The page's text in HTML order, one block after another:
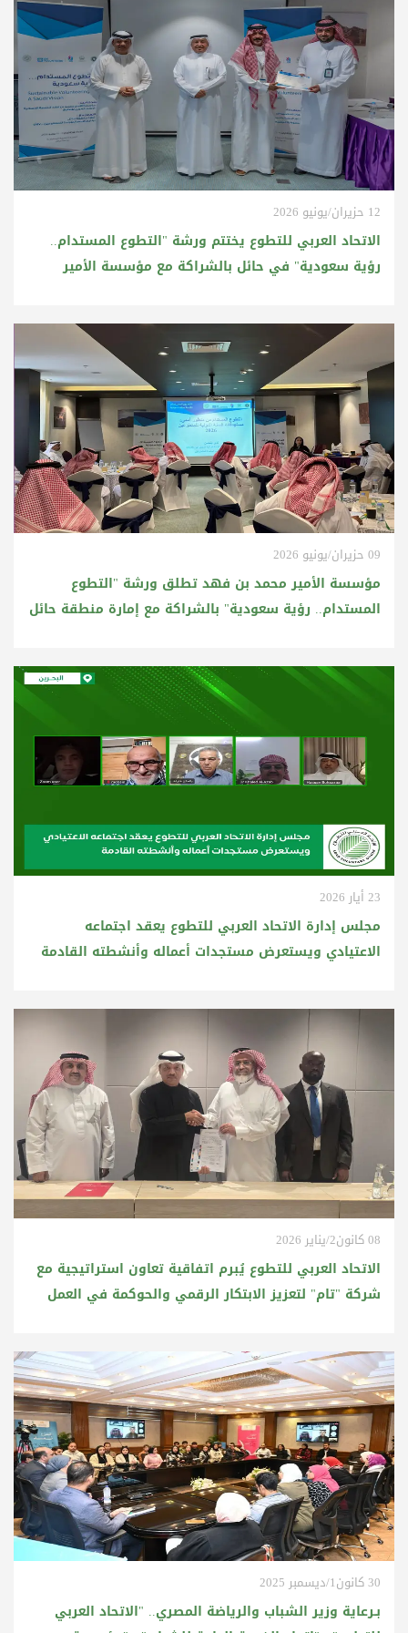
الاتحاد العربي للتطوع يختتم ورشة "التطوع المستدام..
رؤية سعودية" في حائل بالشراكة مع مؤسسة الأمير
12 حزيران/يونيو 2026
مؤسسة الأمير محمد بن فهد تطلق ورشة "التطوع
المستدام.. رؤية سعودية" بالشراكة مع إمارة منطقة حائل
للمتطوعين
09 حزيران/يونيو 2026
مجلس إدارة الاتحاد العربي للتطوع يعقد اجتماعه
الاعتيادي ويستعرض مستجدات أعماله وأنشطته القادمة
23 أيار 2026
الاتحاد العربي للتطوع يُبرم اتفاقية تعاون استراتيجية مع
شركة "تام" لتعزيز الابتكار الرقمي والحوكمة في العمل
08 كانون2/يناير 2026
بـرعاية وزير الشباب والرياضة المصري.. "الاتحاد العربي
30 كانون1/ديسمبر 2025